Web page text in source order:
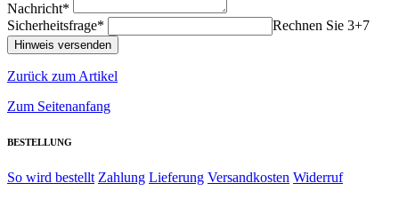
Nachricht*
Sicherheitsfrage*
Rechnen Sie 3+7
Zurück zum Artikel
Zum Seitenanfang
BESTELLUNG
So wird bestellt Zahlung Lieferung Versandkosten Widerruf